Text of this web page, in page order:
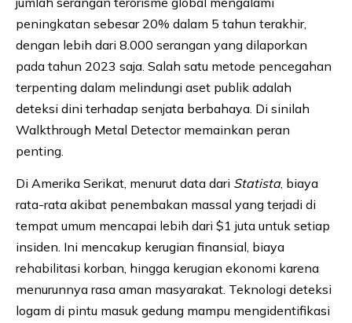
peningkatan sebesar 20% dalam 5 tahun terakhir,
dengan lebih dari 8.000 serangan yang dilaporkan
pada tahun 2023 saja. Salah satu metode pencegahan
terpenting dalam melindungi aset publik adalah
deteksi dini terhadap senjata berbahaya. Di sinilah
Walkthrough Metal Detector memainkan peran
penting.
Di Amerika Serikat, menurut data dari Statista, biaya
rata-rata akibat penembakan massal yang terjadi di
tempat umum mencapai lebih dari $1 juta untuk setiap
insiden. Ini mencakup kerugian finansial, biaya
rehabilitasi korban, hingga kerugian ekonomi karena
menurunnya rasa aman masyarakat. Teknologi deteksi
logam di pintu masuk gedung mampu mengidentifikasi